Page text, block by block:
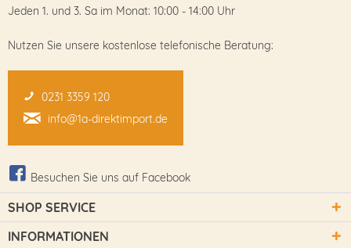
Jeden 1. und 3. Sa im Monat: 10:00 - 14:00 Uhr
Nutzen Sie unsere kostenlose telefonische Beratung:
0231 3359 120
info@1a-direktimport.de
Besuchen Sie uns auf Facebook
SHOP SERVICE
INFORMATIONEN